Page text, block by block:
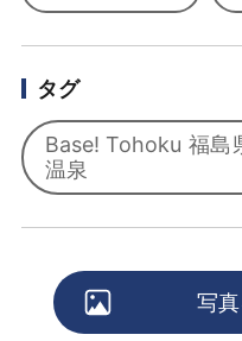
タグ
Base! Tohoku 福島
温泉
写